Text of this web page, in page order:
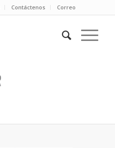
Contáctenos Correo